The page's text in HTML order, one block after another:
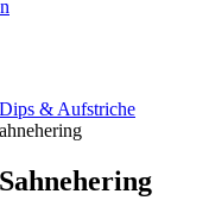
& Aufstriche